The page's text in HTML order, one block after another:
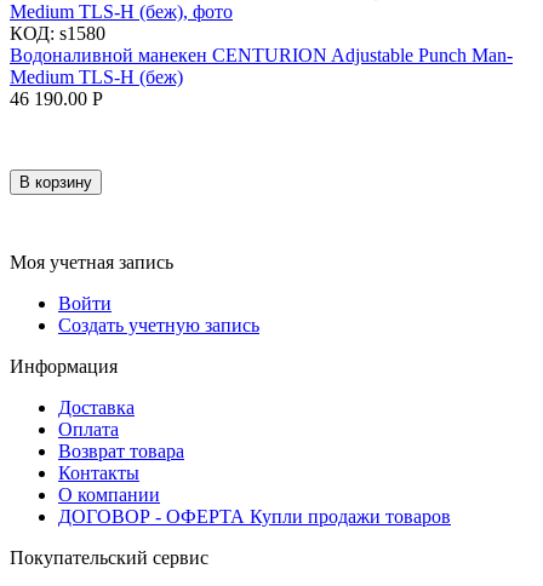
КОД: s1580
Водоналивной манекен CENTURION Adjustable Punch Man-
Medium TLS-H (беж)
46 190.00 Р
В корзину
Моя учетная запись
Войти
Создать учетную запись
Информация
Доставка
Оплата
Возврат товара
Контакты
О компании
ДОГОВОР - ОФЕРТА Купли продажи товаров
Покупательский сервис